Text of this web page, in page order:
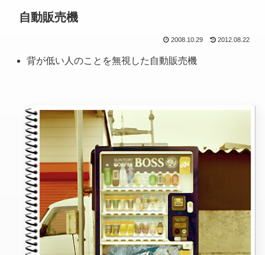
自動販売機
2008.10.29 2012.08.22
背が低い人のことを無視した自動販売機